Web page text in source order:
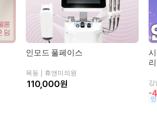
인모드 풀페이스
목동 | 휴앤미의원
원 강
-